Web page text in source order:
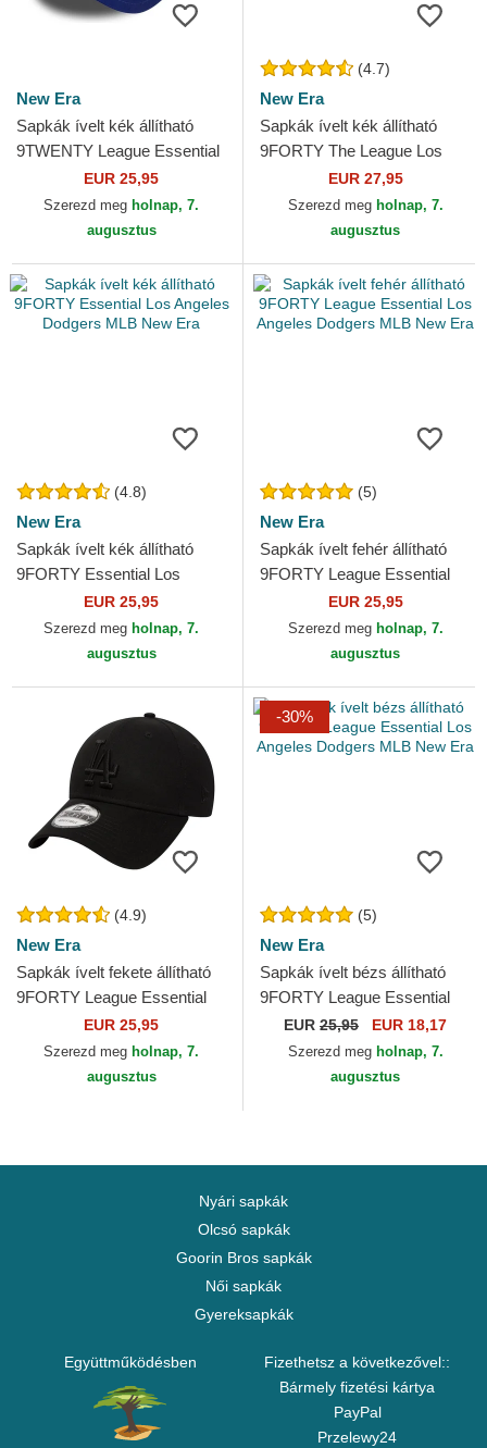
New Era
Sapkák ívelt kék állítható
9TWENTY League Essential
Los Angeles Dodgers MLB
New Era
EUR 25,95
Szerezd meg holnap, 7.
augusztus
(4.7)
New Era
Sapkák ívelt kék állítható
9FORTY The League Los
Angeles Dodgers MLB New
EUR 27,95
Szerezd meg holnap, 7.
augusztus
(4.8)
New Era
Sapkák ívelt kék állítható
9FORTY Essential Los
Angeles Dodgers MLB New
EUR 25,95
Szerezd meg holnap, 7.
augusztus
(5)
New Era
Sapkák ívelt fehér állítható
9FORTY League Essential
Los Angeles Dodgers MLB
New Era
EUR 25,95
Szerezd meg holnap, 7.
augusztus
(4.9)
New Era
Sapkák ívelt fekete állítható
9FORTY League Essential
Los Angeles Dodgers MLB
New Era
EUR 25,95
Szerezd meg holnap, 7.
augusztus
-30%
(5)
New Era
Sapkák ívelt bézs állítható
9FORTY League Essential
Los Angeles Dodgers MLB
New Era
EUR 25,95 EUR 18,17
Szerezd meg holnap, 7.
augusztus
Nyári sapkák
Olcsó sapkák
Goorin Bros sapkák
Női sapkák
Gyereksapkák
Együttműködésben
Fizethetsz a következővel::
Bármely fizetési kártya
PayPal
Przelewy24